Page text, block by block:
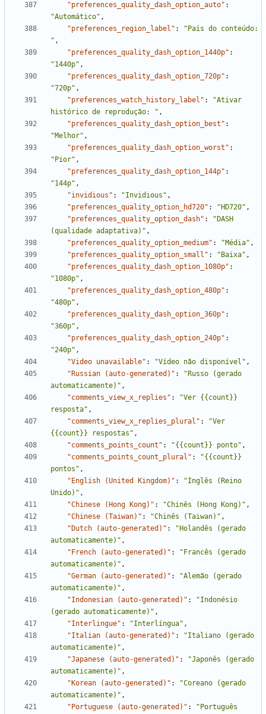
"preferences_quality_dash_option_auto" :
"Automático" ,
"preferences_region_label" :
"País do conteúdo:
" ,
"preferences_quality_dash_option_1440p" :
"1440p" ,
"preferences_quality_dash_option_720p" :
"720p" ,
"preferences_watch_history_label" :
"Ativar
histórico de reprodução: " ,
"preferences_quality_dash_option_best" :
"Melhor" ,
"preferences_quality_dash_option_worst" :
"Pior" ,
"preferences_quality_dash_option_144p" :
"144p" ,
"invidious" : "Invidious" ,
"preferences_quality_option_hd720" : "HD720" ,
"preferences_quality_option_dash" :
"DASH
(qualidade adaptativa)" ,
"preferences_quality_option_medium" : "Média" ,
"preferences_quality_option_small" : "Baixa" ,
"preferences_quality_dash_option_1080p" :
"1080p" ,
"preferences_quality_dash_option_480p" :
"480p" ,
"preferences_quality_dash_option_360p" :
"360p" ,
"preferences_quality_dash_option_240p" :
"240p" ,
"Video unavailable" : "Vídeo não disponível" ,
"Russian (auto-generated)" :
"Russo (gerado
automaticamente)" ,
"comments_view_x_replies" :
"Ver {{count}}
resposta" ,
"comments_view_x_replies_plural" :
"Ver
{{count}} respostas" ,
"comments_points_count" : "{{count}} ponto" ,
"comments_points_count_plural" :
"{{count}}
pontos" ,
"English (United Kingdom)" :
"Inglês (Reino
Unido)" ,
"Chinese (Hong Kong)" : "Chinês (Hong Kong)" ,
"Chinese (Taiwan)" : "Chinês (Taiwan)" ,
"Dutch (auto-generated)" :
"Holandês (gerado
automaticamente)" ,
"French (auto-generated)" :
"Francês (gerado
automaticamente)" ,
"German (auto-generated)" :
"Alemão (gerado
automaticamente)" ,
"Indonesian (auto-generated)" :
"Indonésio
(gerado automaticamente)" ,
"Interlingue" : "Interlíngua" ,
"Italian (auto-generated)" :
"Italiano (gerado
automaticamente)" ,
"Japanese (auto-generated)" :
"Japonês (gerado
automaticamente)" ,
"Korean (auto-generated)" :
"Coreano (gerado
automaticamente)" ,
"Portuguese (auto-generated)" :
"Português